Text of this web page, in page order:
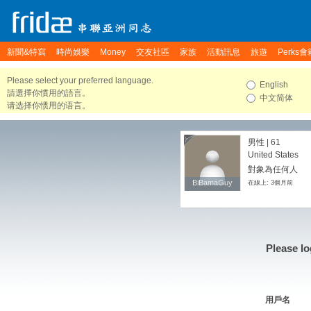
新聞&特寫 時尚娛樂 Money 交友社區 家族 活動訊息 旅遊 Perks會
Please select your preferred language.
請選擇你慣用的語言。
请选择你惯用的语言。
English
中文简体
BiBamaGuy
BiBamaGuy
男性 | 61
United States
對象為任何人
在線上: 3個月前
Please
用戶名